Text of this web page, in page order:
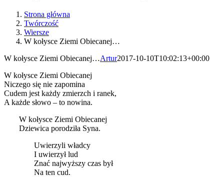
Strona główna
Twórczość
Wiersze
W kołysce Ziemi Obiecanej…
W kołysce Ziemi Obiecanej…Artur2017-10-10T10:02:13+00:00
W kołysce Ziemi Obiecanej
Niczego się nie zapomina
Cudem jest każdy zmierzch i ranek,
A każde słowo – to nowina.
W kołysce Ziemi Obiecanej
Dziewica porodziła Syna.
Uwierzyli władcy
I uwierzył lud
Znać najwyższy czas był
Na ten cud.